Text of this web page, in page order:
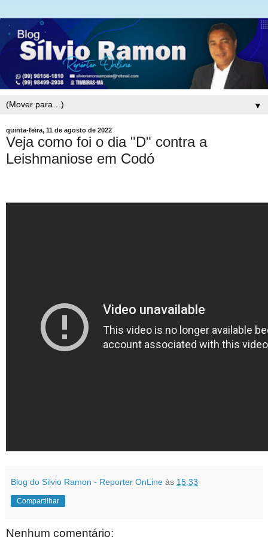
▼
quinta-feira, 11 de agosto de 2022
Veja como foi o dia "D" contra a
Leishmaniose em Codó
Blog do Silvio Ramon - Reporter OnLine às 15:33
Compartilhar
Nenhum comentário: